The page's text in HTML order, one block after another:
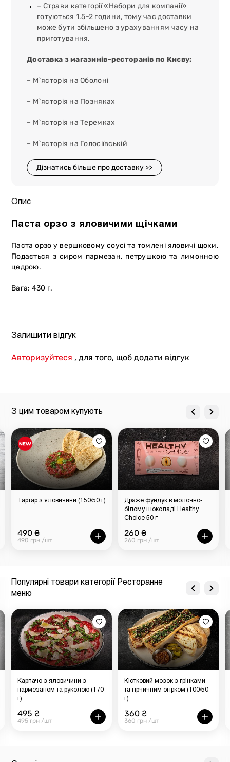
– Страви категорії «Набори для компанії»
готуються 1.5-2 години, тому час доставки
може бути збільшено з урахуванням часу на
приготування.
Доставка з магазинів-ресторанів по Києву:
– М`ясторія на Оболоні
– М`ясторія на Позняках
– М`ясторія на Теремках
– М`ясторія на Голосіївській
Дізнатись більше про доставку >>
Опис
Паста орзо з яловичими щічками
Паста орзо у вершковому соусі та томлені яловичі щоки.
Подається з сиром пармезан, петрушкою та лимонною
цедрою.
Вага: 430 г.
Залишити відгук
Авторизуйтеся , для того, щоб додати відгук
З цим товаром купують
Тартар з яловичини (150/50 г)
490 ₴
490 грн /шт
Драже фундук в молочно-
білому шоколаді Healthy
Choice 50 г
260 ₴
260 грн /шт
Популярні товари категорії Ресторанне
меню
Карпачо з яловичини з
пармезаном та руколою (170
г)
495 ₴
495 грн /шт
Кістковий мозок з грінками
та гірчичним огірком (100/50
г)
360 ₴
360 грн /шт